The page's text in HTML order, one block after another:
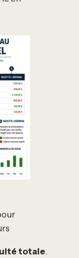
totale.